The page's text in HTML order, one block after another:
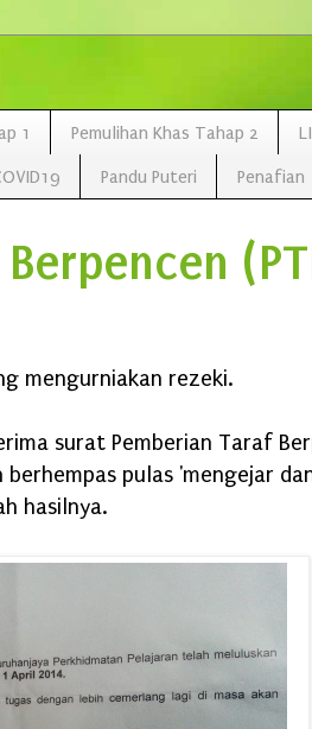
1 Pemulihan Khas Tahap 2
Pandu Puteri Penafian
mengurniakan rezeki.
surat Pemberian Taraf
pulas 'mengejar
hasilnya.